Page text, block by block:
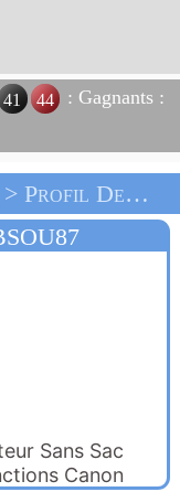
41 44
: Gagnants :
Communauté MadLoto > Profil De Babsou87 > Accueil
Sans Sac
Canon